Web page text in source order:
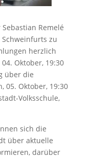
Remelé
zu
herzlich
Oktober, 19:30
über die
05. Oktober, 19:30
Volksschule,
sich die
über aktuelle
darüber